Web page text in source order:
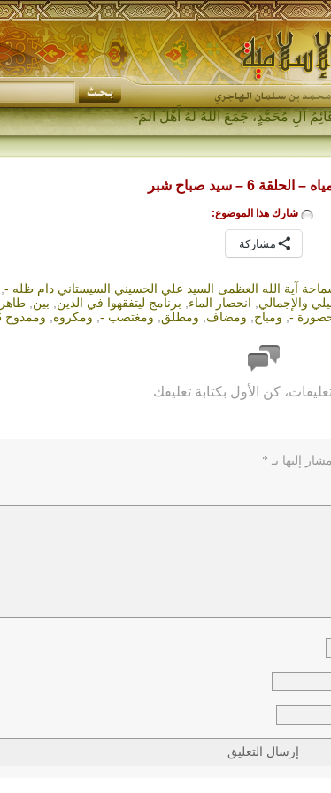
6 – سيد صباح شبر
شارك هذا الموضوع:
مشاركة
آية الله العظمى السيد علي الحسيني السيستاني دام ظله -
والإجمالي انحصار الماء برنامج ليتفقهوا في الدين بين طاهر
- ومباح ومضاف ومطلق ومغتصب - ومكروه وممدوح 6 -
كن الأول بكتابة تعليقك
إليها بـ *